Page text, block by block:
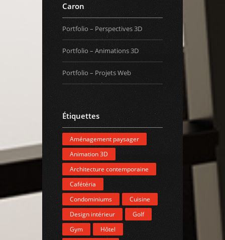
Caron
Portfolio – Perspectives 3D
Portfolio – Animations 3D
Portfolio – Projets Web
Étiquettes
Aménagement paysager
Animation 3D
Architecture contemporaine
Cafétéria
Condominiums
Cuisine
Design intérieur
Golf
Gym
Hôtel